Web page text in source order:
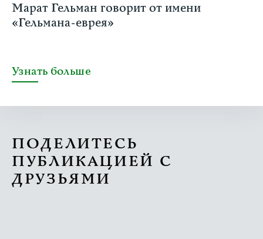
Марат Гельман говорит от имени
«Гельмана-еврея»
Узнать больше
ПОДЕЛИТЕСЬ
ПУБЛИКАЦИЕЙ С
ДРУЗЬЯМИ